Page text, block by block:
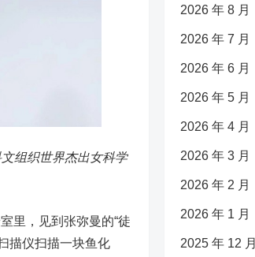
组织世界杰出女科学
里，见到张弥曼的“徒
描仪扫描一块鱼化
2026 年 8 月
2026 年 7 月
2026 年 6 月
2026 年 5 月
2026 年 4 月
2026 年 3 月
2026 年 2 月
2026 年 1 月
2025 年 12 月